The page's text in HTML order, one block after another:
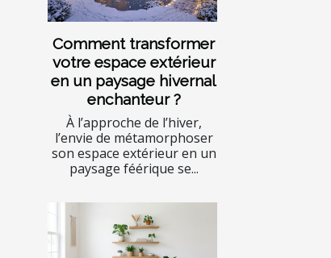
Comment transformer
votre espace extérieur
en un paysage hivernal
enchanteur ?
À l’approche de l’hiver,
l’envie de métamorphoser
son espace extérieur en un
paysage féérique se...